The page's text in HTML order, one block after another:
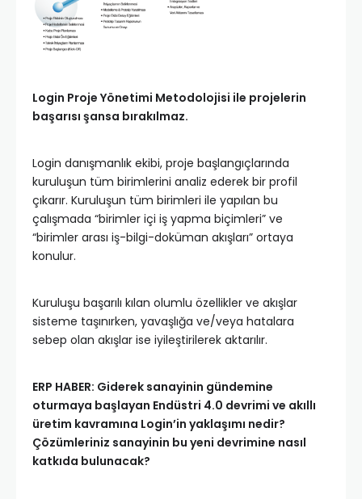
Login Proje Yönetimi Metodolojisi ile projelerin
başarısı şansa bırakılmaz.
Login danışmanlık ekibi, proje başlangıçlarında
kuruluşun tüm birimlerini analiz ederek bir profil
çıkarır. Kuruluşun tüm birimleri ile yapılan bu
çalışmada “birimler içi iş yapma biçimleri” ve
“birimler arası iş-bilgi-doküman akışları” ortaya
konulur.
Kuruluşu başarılı kılan olumlu özellikler ve akışlar
sisteme taşınırken, yavaşlığa ve/veya hatalara
sebep olan akışlar ise iyileştirilerek aktarılır.
ERP HABER: Giderek sanayinin gündemine
oturmaya başlayan Endüstri 4.0 devrimi ve akıllı
üretim kavramına Login’in yaklaşımı nedir?
Çözümleriniz sanayinin bu yeni devrimine nasıl
katkıda bulunacak?